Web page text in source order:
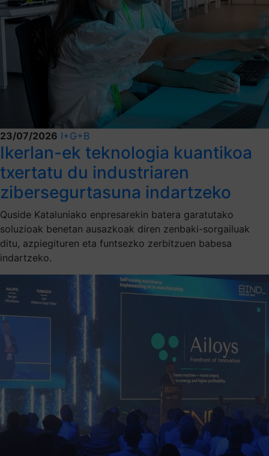
23/07/2026 I+G+B
Ikerlan-ek teknologia kuantikoa
txertatu du industriaren
zibersegurtasuna indartzeko
Quside Kataluniako enpresarekin batera garatutako
soluzioak benetan ausazkoak diren zenbaki-sorgailuak
ditu, azpiegituren eta funtsezko zerbitzuen babesa
indartzeko.